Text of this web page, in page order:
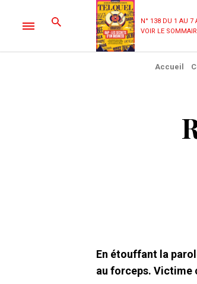
N° 138 DU 1 AU 7
VOIR LE
Accueil
En étouffant la
au forceps. Victime